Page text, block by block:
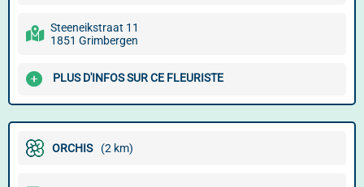
Steeneikstraat 11
1851 Grimbergen
PLUS D'INFOS SUR CE FLEURISTE
ORCHIS (2 km)